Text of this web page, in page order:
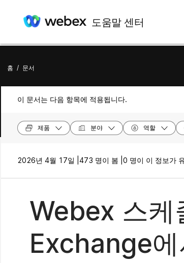
도움말 센터
홈 / 문서
이 문서는 다음 항목에 적용됩니다.
제품 분야 역할
2026년 4월 17일 | 473 명이 봄 | 0 명이 이 정보가
Webex 스
Exchange